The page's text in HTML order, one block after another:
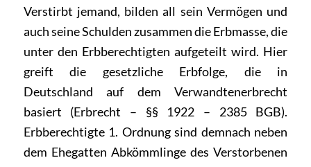
Verstirbt jemand, bilden all sein Vermögen und
auch seine Schulden zusammen die Erbmasse, die
unter den Erbberechtigten aufgeteilt wird. Hier
greift die gesetzliche Erbfolge, die in
Deutschland auf dem Verwandtenerbrecht
basiert (Erbrecht – §§ 1922 – 2385 BGB).
Erbberechtigte 1. Ordnung sind demnach neben
dem Ehegatten Abkömmlinge des Verstorbenen